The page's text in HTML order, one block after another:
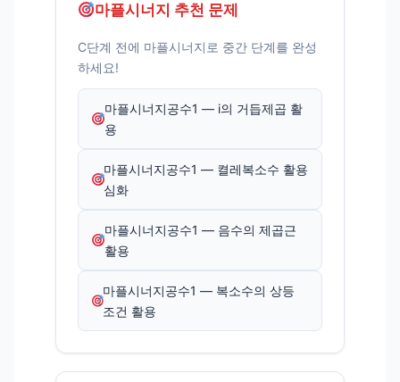
마플시너지 추천 문제
C단계 전에 마플시너지로 중간 단계를 완성
하세요!
마플시너지공수1 — i의 거듭제곱 활
용
마플시너지공수1 — 켤레복소수 활용
심화
마플시너지공수1 — 음수의 제곱근
활용
마플시너지공수1 — 복소수의 상등
조건 활용